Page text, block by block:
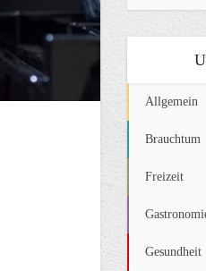
Allgemein
Brauchtum
Freizeit
Gesundheit